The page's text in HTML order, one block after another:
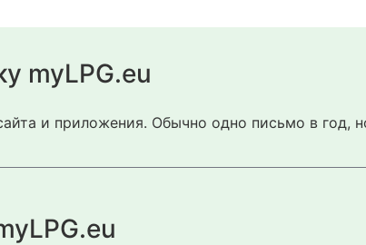
myLPG.eu
и приложения. Обычно одно письмо в год,